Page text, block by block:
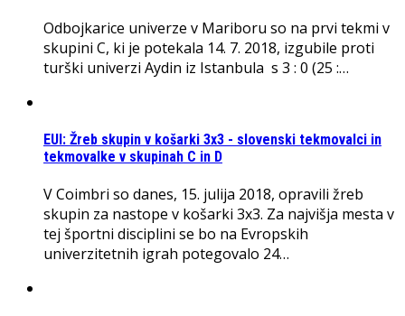
Odbojkarice univerze v Mariboru so na prvi tekmi v
skupini C, ki je potekala 14. 7. 2018, izgubile proti
turški univerzi Aydin iz Istanbula s 3 : 0 (25 :…
EUI: Žreb skupin v košarki 3x3 - slovenski tekmovalci in
tekmovalke v skupinah C in D
V Coimbri so danes, 15. julija 2018, opravili žreb
skupin za nastope v košarki 3x3. Za najvišja mesta v
tej športni disciplini se bo na Evropskih
univerzitetnih igrah potegovalo 24…